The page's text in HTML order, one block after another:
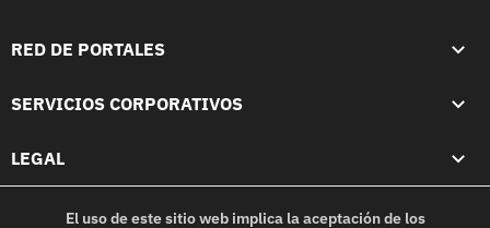
RED DE PORTALES
SERVICIOS CORPORATIVOS
LEGAL
El uso de este sitio web implica la aceptación de los